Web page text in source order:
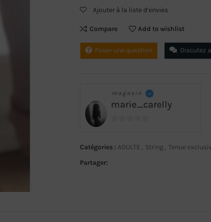
Ajouter à la liste d’envies
Compare Add to wishlist
Poser une question Discutez
magasin
marie_carelly
5
Catégories : ADULTE , String , Tenue
Partager: